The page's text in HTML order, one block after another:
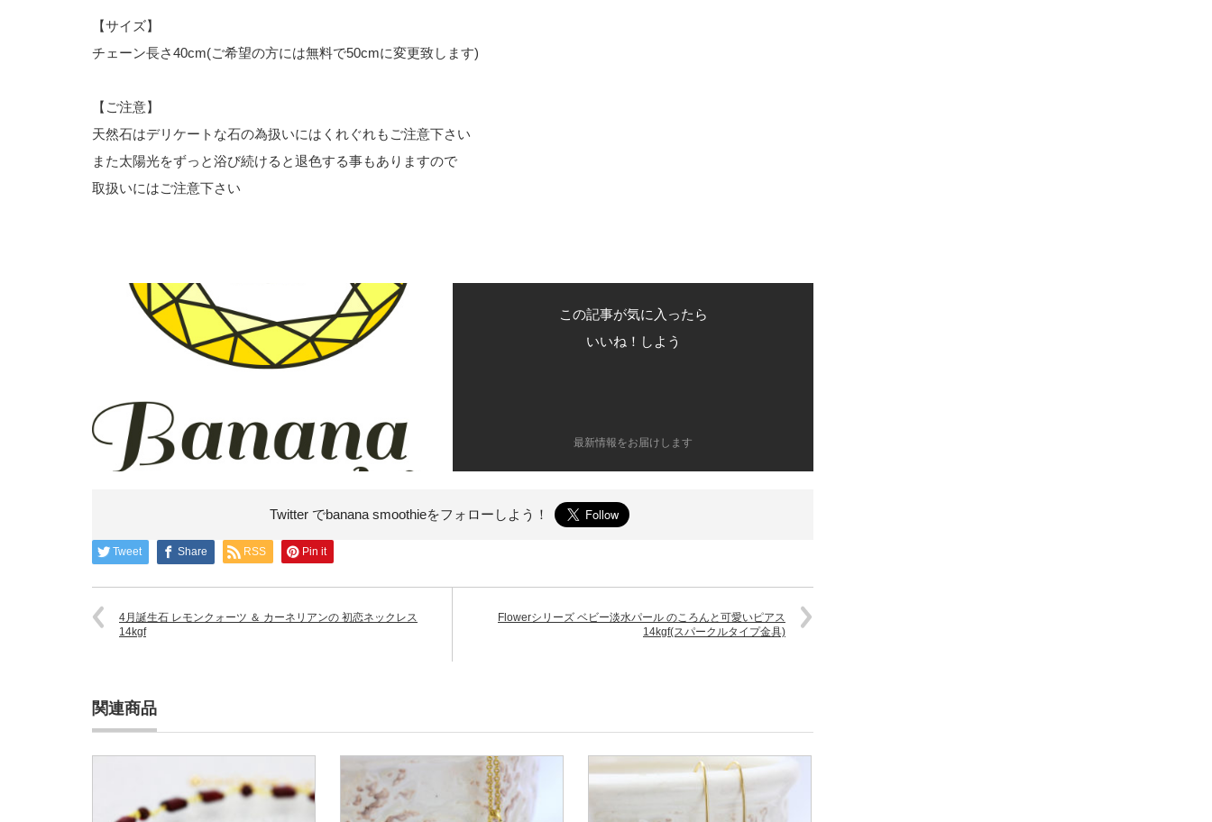
【サイズ】
チェーン長さ40cm(ご希望の方には無料で50cmに変更致します)
【ご注意】
天然石はデリケートな石の為扱いにはくれぐれもご注意下さい
また太陽光をずっと浴び続けると退色する事もありますので
取扱いにはご注意下さい
この記事が気に入ったら
いいね！しよう
最新情報をお届けします
Twitter でbanana smoothieをフォローしよう！
Tweet Share RSS Pin it
4月誕生石 レモンクォーツ ＆ カーネリアンの 初恋ネックレス
14kgf
Flowerシリーズ ベビー淡水パール のころんと可愛いピアス
14kgf(スパークルタイプ金具)
関連商品